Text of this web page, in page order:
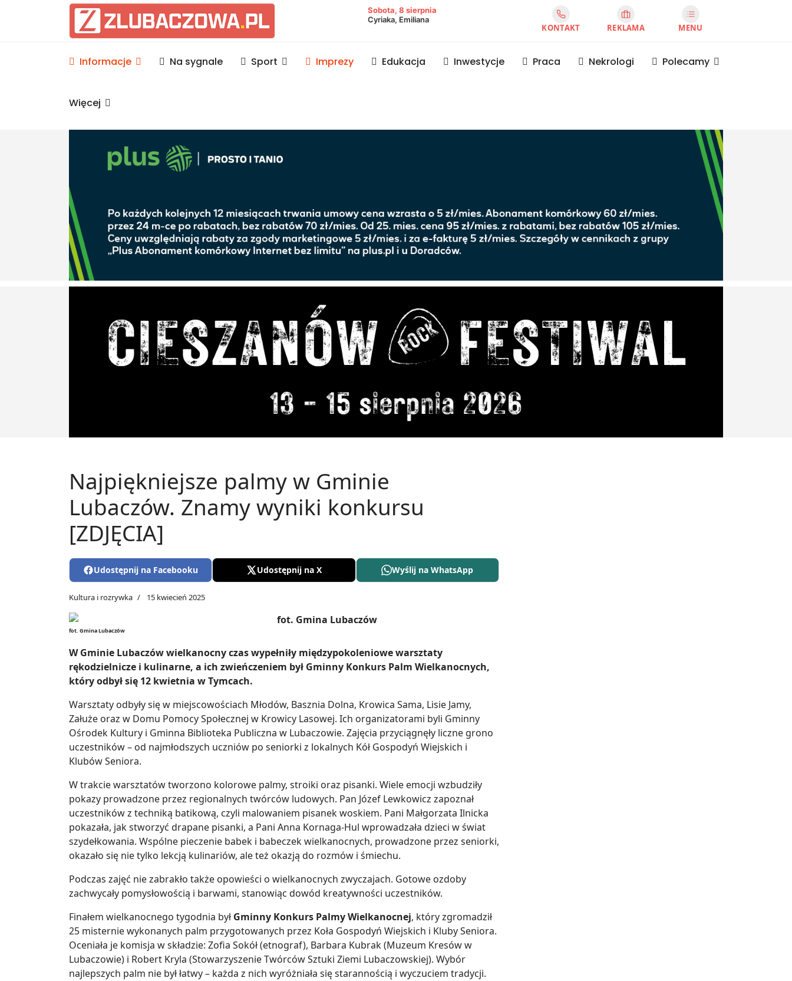
Informacje Lubaczów, powiat lubaczowski
Sobota, 8 sierpnia
Cyriaka, Emiliana
KONTAKT REKLAMA MENU
Informacje Na sygnale Sport Imprezy Edukacja Inwestycje Praca Nekrologi Polecamy
Więcej
Najpiękniejsze palmy w Gminie
Lubaczów. Znamy wyniki konkursu
[ZDJĘCIA]
Udostępnij na Facebooku Udostępnij na X Wyślij na WhatsApp
Kultura i rozrywka 15 kwiecień 2025
fot. Gmina Lubaczów
W Gminie Lubaczów wielkanocny czas wypełniły międzypokoleniowe warsztaty
rękodzielnicze i kulinarne, a ich zwieńczeniem był Gminny Konkurs Palm Wielkanocnych,
który odbył się 12 kwietnia w Tymcach.
Warsztaty odbyły się w miejscowościach Młodów, Basznia Dolna, Krowica Sama, Lisie Jamy,
Załuże oraz w Domu Pomocy Społecznej w Krowicy Lasowej. Ich organizatorami byli Gminny
Ośrodek Kultury i Gminna Biblioteka Publiczna w Lubaczowie. Zajęcia przyciągnęły liczne grono
uczestników – od najmłodszych uczniów po seniorki z lokalnych Kół Gospodyń Wiejskich i
Klubów Seniora.
W trakcie warsztatów tworzono kolorowe palmy, stroiki oraz pisanki. Wiele emocji wzbudziły
pokazy prowadzone przez regionalnych twórców ludowych. Pan Józef Lewkowicz zapoznał
uczestników z techniką batikową, czyli malowaniem pisanek woskiem. Pani Małgorzata Ilnicka
pokazała, jak stworzyć drapane pisanki, a Pani Anna Kornaga-Hul wprowadzała dzieci w świat
szydełkowania. Wspólne pieczenie babek i babeczek wielkanocnych, prowadzone przez seniorki,
okazało się nie tylko lekcją kulinariów, ale też okazją do rozmów i śmiechu.
Podczas zajęć nie zabrakło także opowieści o wielkanocnych zwyczajach. Gotowe ozdoby
zachwycały pomysłowością i barwami, stanowiąc dowód kreatywności uczestników.
Finałem wielkanocnego tygodnia był Gminny Konkurs Palmy Wielkanocnej, który zgromadził
25 misternie wykonanych palm przygotowanych przez Koła Gospodyń Wiejskich i Kluby Seniora.
Oceniała je komisja w składzie: Zofia Sokół (etnograf), Barbara Kubrak (Muzeum Kresów w
Lubaczowie) i Robert Kryla (Stowarzyszenie Twórców Sztuki Ziemi Lubaczowskiej). Wybór
najlepszych palm nie był łatwy – każda z nich wyróżniała się starannością i wyczuciem tradycji.